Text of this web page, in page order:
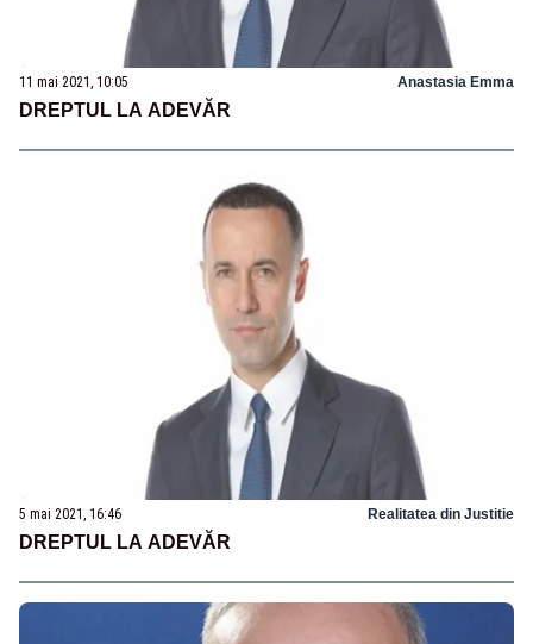
11 mai 2021, 10:05 Anastasia Emma
DREPTUL LA ADEVĂR
5 mai 2021, 16:46 Realitatea din Justitie
DREPTUL LA ADEVĂR